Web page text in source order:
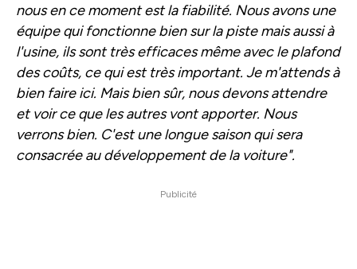
nous en ce moment est la fiabilité. Nous avons une
équipe qui fonctionne bien sur la piste mais aussi à
l'usine, ils sont très efficaces même avec le plafond
des coûts, ce qui est très important. Je m'attends à
bien faire ici. Mais bien sûr, nous devons attendre
et voir ce que les autres vont apporter. Nous
verrons bien. C'est une longue saison qui sera
consacrée au développement de la voiture".
Publicité